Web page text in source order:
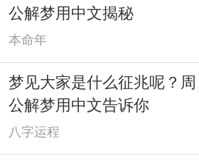
公解梦用中文揭秘
本命年
梦见大家是什么征兆呢？周
公解梦用中文告诉你
八字运程